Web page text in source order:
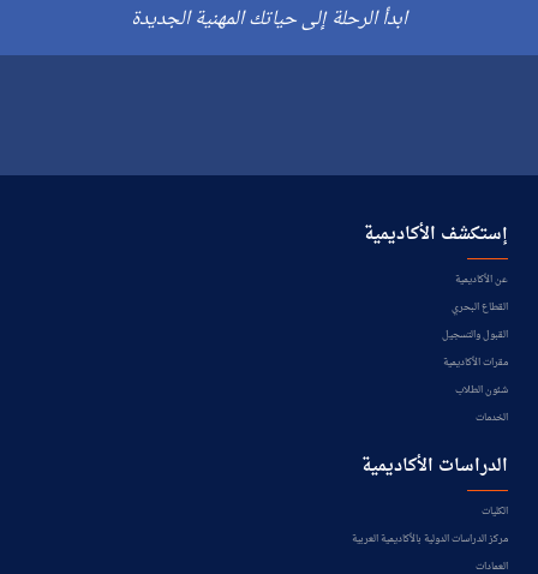
ابدأ الرحلة إلى حياتك المهنية الجديدة
إستكشف الأكاديمية
عن الأكاديمية
القطاع البحري
القبول والتسجيل
مقرات الأكاديمية
شئون الطلاب
الخدمات
الدراسات الأكاديمية
الكليات
مركز الدراسات الدولية بالأكاديمية العربية
العمادات